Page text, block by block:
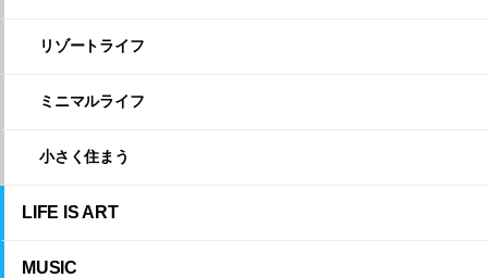
リゾートライフ
ミニマルライフ
小さく住まう
LIFE IS ART
MUSIC